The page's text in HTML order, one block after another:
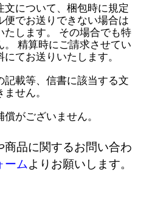
について、梱包時に規定
でお送りできない場合は
します。 その場合でも特
精算時にご請求させてい
てお送りいたします。
載等、信書に該当する文
せん。
がございません。
品に関するお問い合わ
ームよりお願いします。